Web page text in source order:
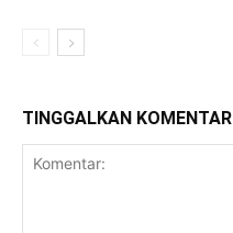
TINGGALKAN KOMENTAR